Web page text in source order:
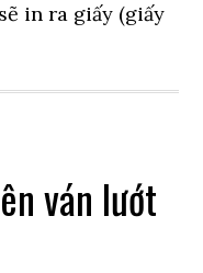
in ra giấy (giấy
ván lướt